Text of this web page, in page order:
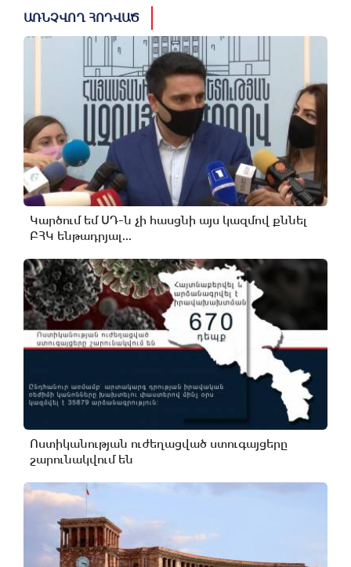
ԱՌՆՉՎՈՂ ՀՈԴՎԱԾ
Կարծում եմ ՍԴ-ն չի հասցնի այս կազմով քննել
ԲՀԿ ենթադրյալ...
Ոստիկանության ուժեղացված ստուգայցերը
շարունակվում են